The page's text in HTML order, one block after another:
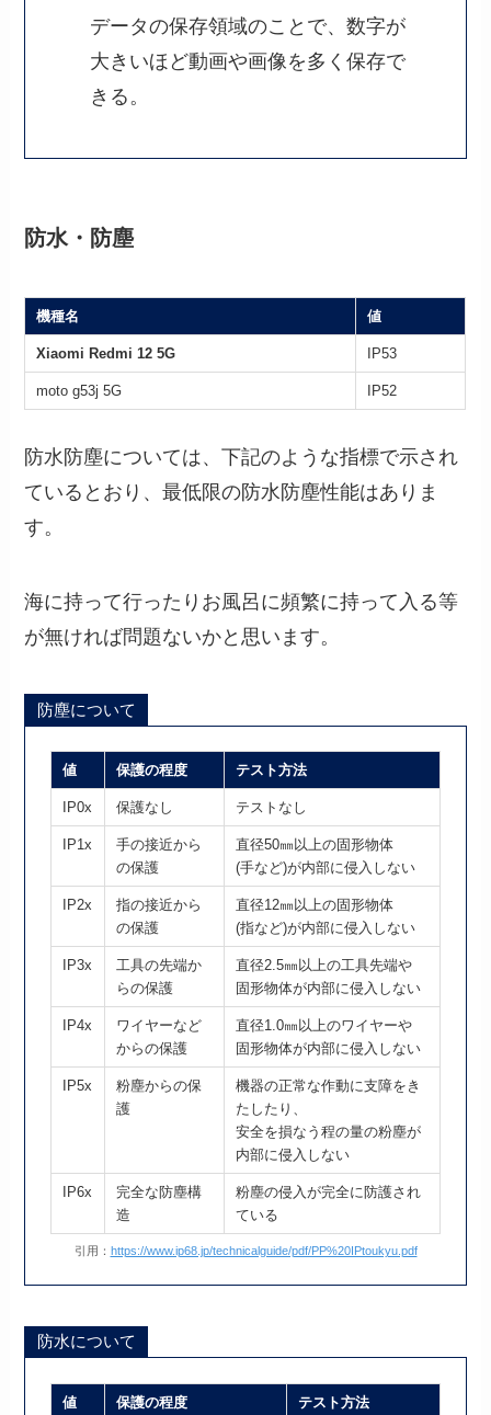
データの保存領域のことで、数字が
大きいほど動画や画像を多く保存で
きる。
防水・防塵
機種名 値
Xiaomi Redmi 12 5G IP53
moto g53j 5G IP52
防水防塵については、下記のような指標で示され
ているとおり、最低限の防水防塵性能はありま
す。
海に持って行ったりお風呂に頻繁に持って入る等
が無ければ問題ないかと思います。
防塵について
値 保護の程度 テスト方法
IP0x 保護なし テストなし
IP1x
手の接近から
の保護
直径50㎜以上の固形物体
(手など)が内部に侵入しない
IP2x
指の接近から
の保護
直径12㎜以上の固形物体
(指など)が内部に侵入しない
IP3x
工具の先端か
らの保護
直径2.5㎜以上の工具先端や
固形物体が内部に侵入しない
IP4x
ワイヤーなど
からの保護
直径1.0㎜以上のワイヤーや
固形物体が内部に侵入しない
IP5x
粉塵からの保
護
機器の正常な作動に支障をき
たしたり、
安全を損なう程の量の粉塵が
内部に侵入しない
IP6x
完全な防塵構
造
粉塵の侵入が完全に防護され
ている
引用： https://www.ip68.jp/technicalguide/pdf/PP%20IPtoukyu.pdf
防水について
値 保護の程度 テスト方法